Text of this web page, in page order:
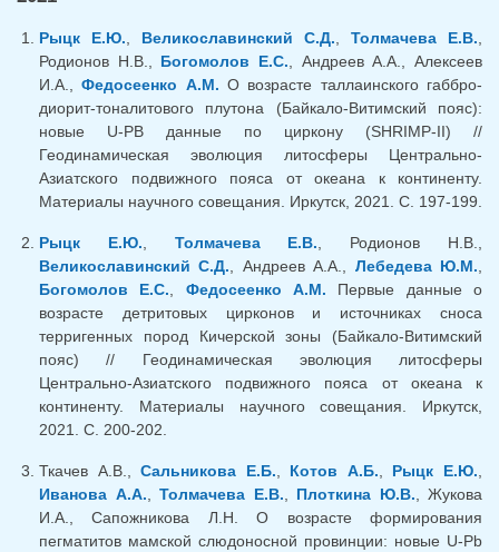
Рыцк Е.Ю. Великославинский С.Д. Толмачева Е.В.
Родионов Н.В., Богомолов Е.С. , Андреев А.А., Алексеев
И.А.,Федосеенко А.М. О возрасте таллаинского габбро-
диорит-тоналитового плутона (Байкало-Витимский пояс):
новые U-PB данные по циркону (SHRIMP-II) //
Геодинамическая эволюция литосферы Центрально-
Азиатского подвижного пояса от океана к континенту.
Материалы научного совещания. Иркутск, 2021. С. 197-199.
Рыцк Е.Ю. Толмачева Е.В. , Родионов Н.В.,
Великославинский С.Д. , Андреев А.А., Лебедева Ю.М.
Богомолов Е.С.
Федосеенко А.М. Первые данные о
возрасте детритовых цирконов и источниках сноса
терригенных пород Кичерской зоны (Байкало-Витимский
пояс) // Геодинамическая эволюция литосферы
Центрально-Азиатского подвижного пояса от океана к
континенту. Материалы научного совещания. Иркутск,
2021. С. 200-202.
Ткачев А.В.,Сальникова Е.Б. Котов А.Б. Рыцк Е.Ю.
Иванова А.А.
Толмачева Е.В. Плоткина Ю.В. , Жукова
И.А., Сапожникова Л.Н. О возрасте формирования
пегматитов мамской слюдоносной провинции: новые U-Pb